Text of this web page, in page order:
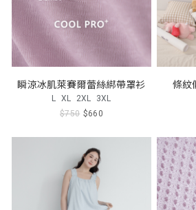
瞬涼冰肌萊賽爾蕾絲綁帶罩衫
L XL 2XL 3XL
$750 $660
條紋